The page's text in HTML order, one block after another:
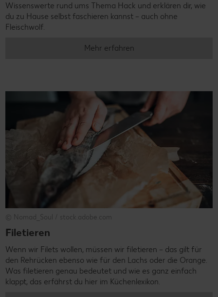
Wissenswerte rund ums Thema Hack und erklären dir, wie
du zu Hause selbst faschieren kannst – auch ohne
Fleischwolf.
Mehr erfahren
© Nomad_Soul / stock.adobe.com
Filetieren
Wenn wir Filets wollen, müssen wir filetieren – das gilt für
den Rehrücken ebenso wie für den Lachs oder die Orange.
Was filetieren genau bedeutet und wie es ganz einfach
klappt, das erfährst du hier im Küchenlexikon.